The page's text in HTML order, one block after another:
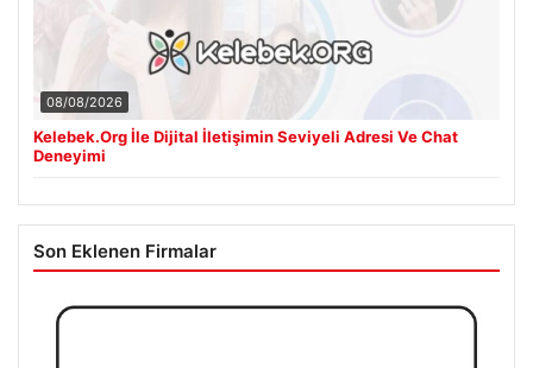
08/08/2026
Kelebek.Org İle Dijital İletişimin Seviyeli Adresi Ve Chat
Deneyimi
Son Eklenen Firmalar